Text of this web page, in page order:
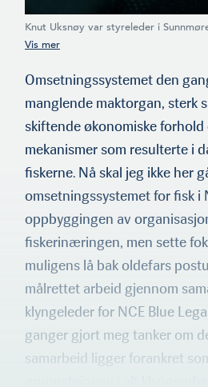
Knut Uksnøy var styreleder i
1945, og hele sitt liv en varm
Omsetningssystemet den
manglende maktorgan, sterk
skiftende økonomiske
mekanismer som resulterte i
fiskerne. Nå skal jeg ikke her
omsetningssystemet for fisk i
oppbyggingen av
fiskerinæringen, men sette
muligens lå bak oldefars
målrettet arbeid gjennom
klyngeleder for NCE Blue
ganger gjort meg tanker om
samarbeid ligger forankret